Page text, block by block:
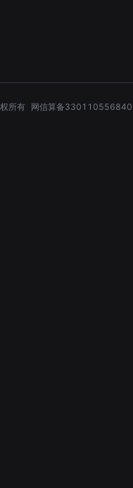
所有 网信算备